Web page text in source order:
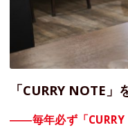
「CURRY NOTE」
――毎年必ず「CURRY